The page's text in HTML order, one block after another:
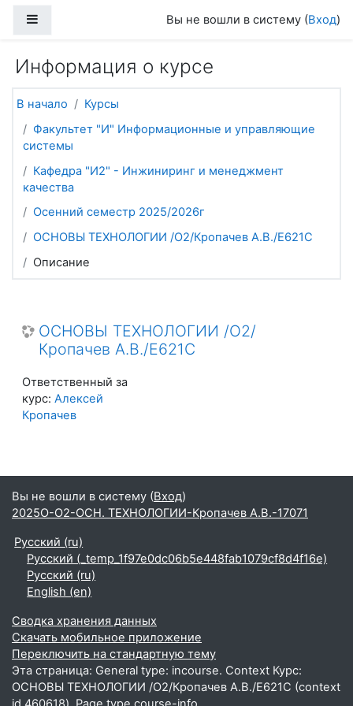
Вы не вошли в систему (Вход)
Информация о курсе
В начало
Курсы
Факультет "И" Информационные и управляющие
системы
Кафедра "И2" - Инжиниринг и менеджмент
качества
Осенний семестр 2025/2026г
ОСНОВЫ ТЕХНОЛОГИИ /О2/Кропачев А.В./Е621С
Описание
ОСНОВЫ ТЕХНОЛОГИИ /О2/
Кропачев А.В./Е621С
Ответственный за
курс: Алексей
Кропачев
Вы не вошли в систему (Вход)
2025О-О2-ОСН. ТЕХНОЛОГИИ-Кропачев А.В.-17071
Русский ‎(ru)‎
Русский ‎(_temp_1f97e0dc06b5e448fab1079cf8d4f16e)‎
Русский ‎(ru)‎
English ‎(en)‎
Сводка хранения данных
Скачать мобильное приложение
Переключить на стандартную тему
Эта страница: General type: incourse. Context Курс:
ОСНОВЫ ТЕХНОЛОГИИ /О2/Кропачев А.В./Е621С (context